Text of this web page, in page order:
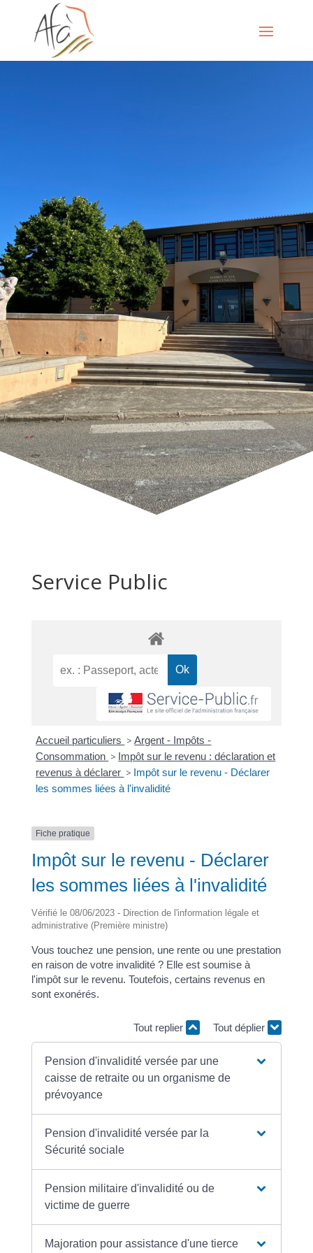
Service Public
Accueil particuliers > Argent - Impôts -
Consommation > Impôt sur le revenu : déclaration et
revenus à déclarer > Impôt sur le revenu - Déclarer
les sommes liées à l'invalidité
Fiche pratique
Impôt sur le revenu - Déclarer
les sommes liées à l'invalidité
Vérifié le 08/06/2023 - Direction de l'information légale et
administrative (Première ministre)
Vous touchez une pension, une rente ou une prestation
en raison de votre invalidité ? Elle est soumise à
l'impôt sur le revenu. Toutefois, certains revenus en
sont exonérés.
Tout replier Tout déplier
Pension d'invalidité versée par une
caisse de retraite ou un organisme de
prévoyance
Pension d'invalidité versée par la
Sécurité sociale
Pension militaire d'invalidité ou de
victime de guerre
Majoration pour assistance d'une tierce